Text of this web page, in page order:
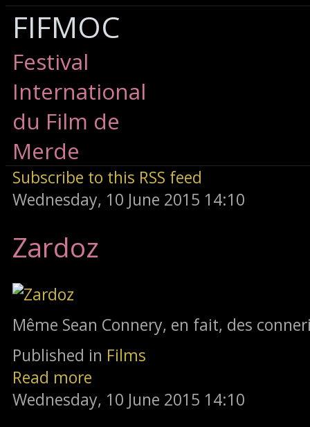
FIFMOC
Festival
International
du Film de
Merde
Subscribe to this RSS feed
Wednesday, 10 June 2015 14:10
Zardoz
Même Sean Connery, en fait, des
Published in Films
Read more
Wednesday, 10 June 2015 14:10